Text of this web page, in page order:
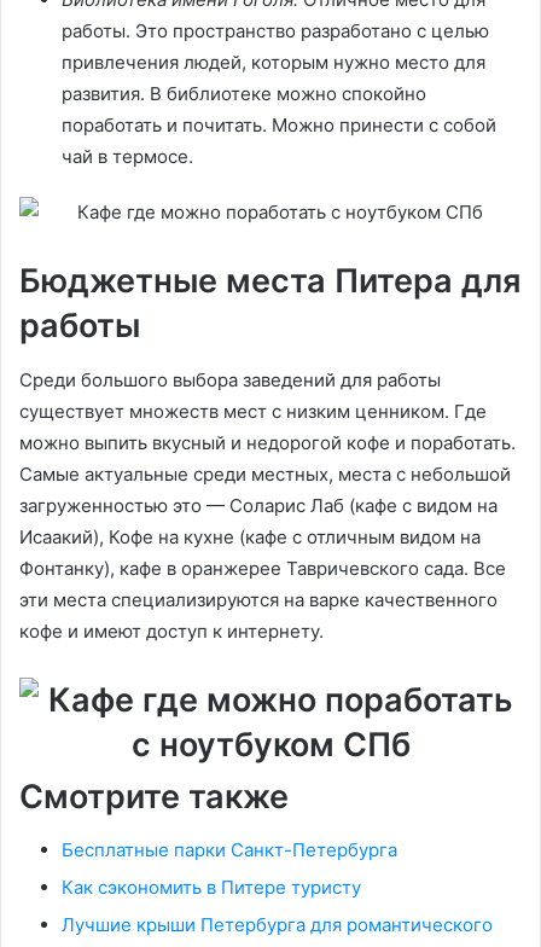
работы. Это пространство разработано с целью
привлечения людей, которым нужно место для
развития. В библиотеке можно спокойно
поработать и почитать. Можно принести с собой
чай в термосе.
Бюджетные места Питера для
работы
Среди большого выбора заведений для работы
существует множеств мест с низким ценником. Где
можно выпить вкусный и недорогой кофе и поработать.
Самые актуальные среди местных, места с небольшой
загруженностью это — Соларис Лаб (кафе с видом на
Исаакий), Кофе на кухне (кафе с отличным видом на
Фонтанку), кафе в оранжерее Тавричевского сада. Все
эти места специализируются на варке качественного
кофе и имеют доступ к интернету.
Смотрите также
Бесплатные парки Санкт-Петербурга
Как сэкономить в Питере туристу
Лучшие крыши Петербурга для романтического